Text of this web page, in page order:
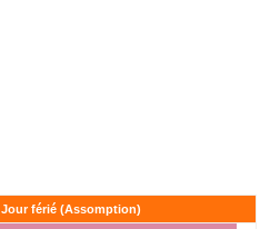
Jour férié (Assomption)